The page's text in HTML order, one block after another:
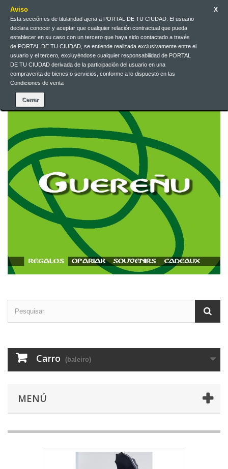
Aviso
Esta sección es de titularidad ajena a PORTAL DE TU CIUDAD. El usuario
declara conocer y aceptar que cualquier relación contractual que pueda
establecer en su caso con un tercero que haya sido contactado a través
de PORTAL DE TU CIUDAD, se entiende realizada exclusivamente entre el
usuario y el tercero, excluyéndose cualquier responsabilidad de PORTAL
DE TU CIUDAD derivada de la participación del usuario en una
compraventa de bienes o servicios, conforme a lo dispuesto en las
Condiciones de venta
X
Iniciar sesión
EUR
Galego
Galego
Carro (baleiro)
MENÚ